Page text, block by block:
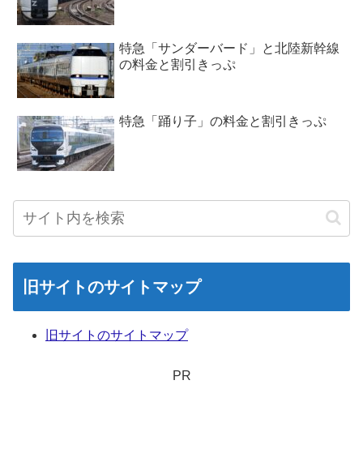
特急「サンダーバード」と北陸新幹線
の料金と割引きっぷ
特急「踊り子」の料金と割引きっぷ
旧サイトのサイトマップ
旧サイトのサイトマップ
PR